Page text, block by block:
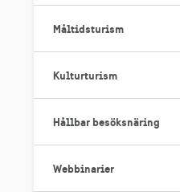
Måltidsturism
Kulturturism
Hållbar besöksnäring
Webbinarier